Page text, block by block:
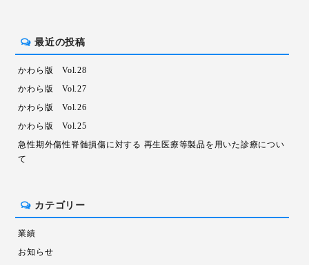
最近の投稿
かわら版 Vol.28
かわら版 Vol.27
かわら版 Vol.26
かわら版 Vol.25
急性期外傷性脊髄損傷に対する 再生医療等製品を用いた診療につい
て
カテゴリー
業績
お知らせ